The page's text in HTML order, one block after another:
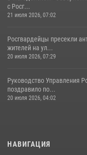
с Росг...
21 июля 2026, 07:02
Росгвардейцы пресекли
жителей на ул...
20 июля 2026, 07:29
Руководство Управления
поздравило по...
20 июля 2026, 04:02
НАВИГАЦИЯ